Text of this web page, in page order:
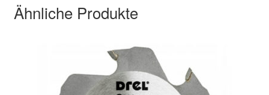
Ähnliche Produkte